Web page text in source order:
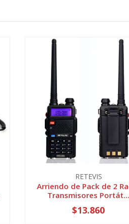
RETEVIS
Arriendo de Pack de 2
Transmisores Portát...
$13.860